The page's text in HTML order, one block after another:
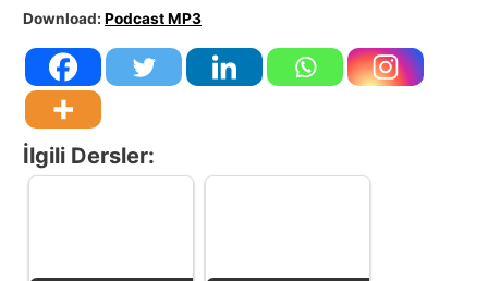
Download:Podcast MP3
İlgili Dersler: